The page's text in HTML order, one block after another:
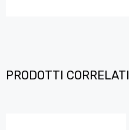
PRODOTTI CORRELATI